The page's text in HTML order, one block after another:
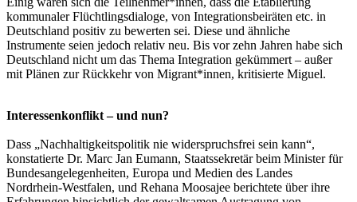
kommunaler Flüchtlingsdialoge, von Integrationsbeiräten etc. in
Deutschland positiv zu bewerten sei. Diese und ähnliche
Instrumente seien jedoch relativ neu. Bis vor zehn Jahren habe sich
Deutschland nicht um das Thema Integration gekümmert – außer
mit Plänen zur Rückkehr von Migrant*innen, kritisierte Miguel.
Interessenkonflikt – und nun?
Dass „Nachhaltigkeitspolitik nie widerspruchsfrei sein kann“,
konstatierte Dr. Marc Jan Eumann, Staatssekretär beim Minister für
Bundesangelegenheiten, Europa und Medien des Landes
Nordrhein-Westfalen, und Rehana Moosajee berichtete über ihre